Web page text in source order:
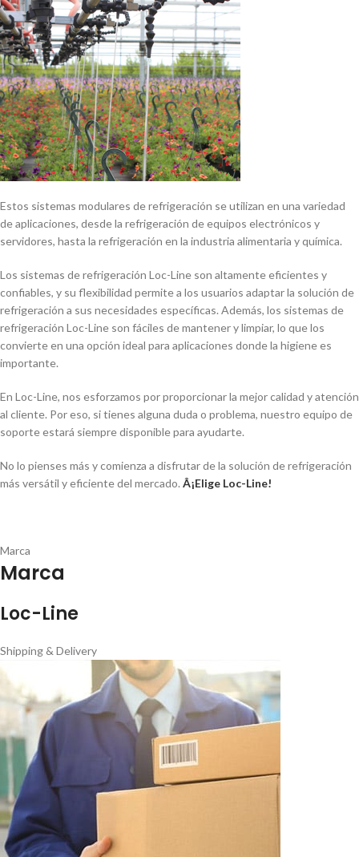
Estos sistemas modulares de refrigeración se utilizan en una variedad
de aplicaciones, desde la refrigeración de equipos electrónicos y
servidores, hasta la refrigeración en la industria alimentaria y quí­mica.
Los sistemas de refrigeración Loc-Line son altamente eficientes y
confiables, y su flexibilidad permite a los usuarios adaptar la solución de
refrigeración a sus necesidades especí­ficas. Además, los sistemas de
refrigeración Loc-Line son fáciles de mantener y limpiar, lo que los
convierte en una opción ideal para aplicaciones donde la higiene es
importante.
En Loc-Line, nos esforzamos por proporcionar la mejor calidad y atención
al cliente. Por eso, si tienes alguna duda o problema, nuestro equipo de
soporte estará siempre disponible para ayudarte.
No lo pienses más y comienza a disfrutar de la solución de refrigeración
más versátil y eficiente del mercado. Â¡Elige Loc-Line!
Marca
Marca
Loc-Line
Shipping & Delivery